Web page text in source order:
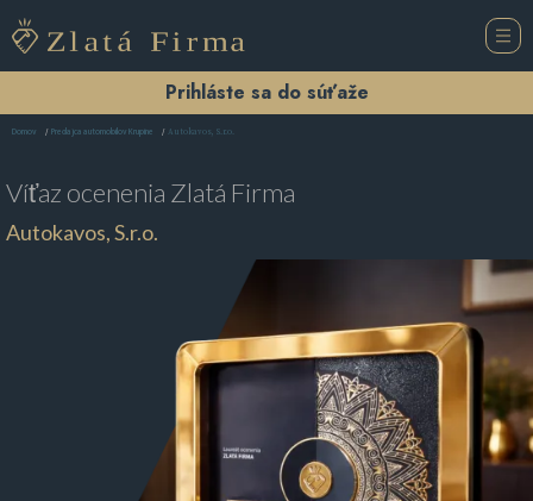
Prihláste sa do súťaže
Domov Predajca automobilov Krupine Autokavos, S.r.o.
Víťaz ocenenia Zlatá Firma
Autokavos, S.r.o.